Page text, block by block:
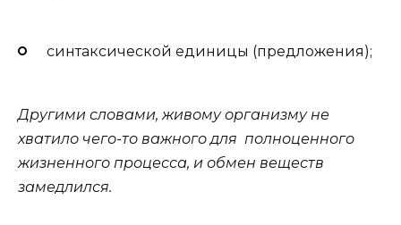
синтаксической единицы (предложения);
Другими словами, живому организму не
хватило чего-то важного для полноценного
жизненного процесса, и обмен веществ
замедлился.